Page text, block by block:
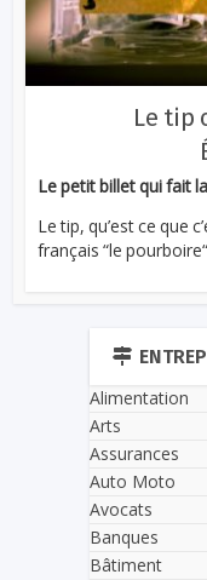
Le tip
Le petit billet qui fait
Le tip, qu’est ce que
français “le
Alimentation
Arts
Assurances
Auto Moto
Avocats
Banques
Bâtiment